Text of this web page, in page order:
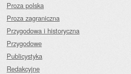
Proza polska
Proza zagraniczna
Przygodowa i historyczna
Przygodowe
Publicystyka
Redakcyjne